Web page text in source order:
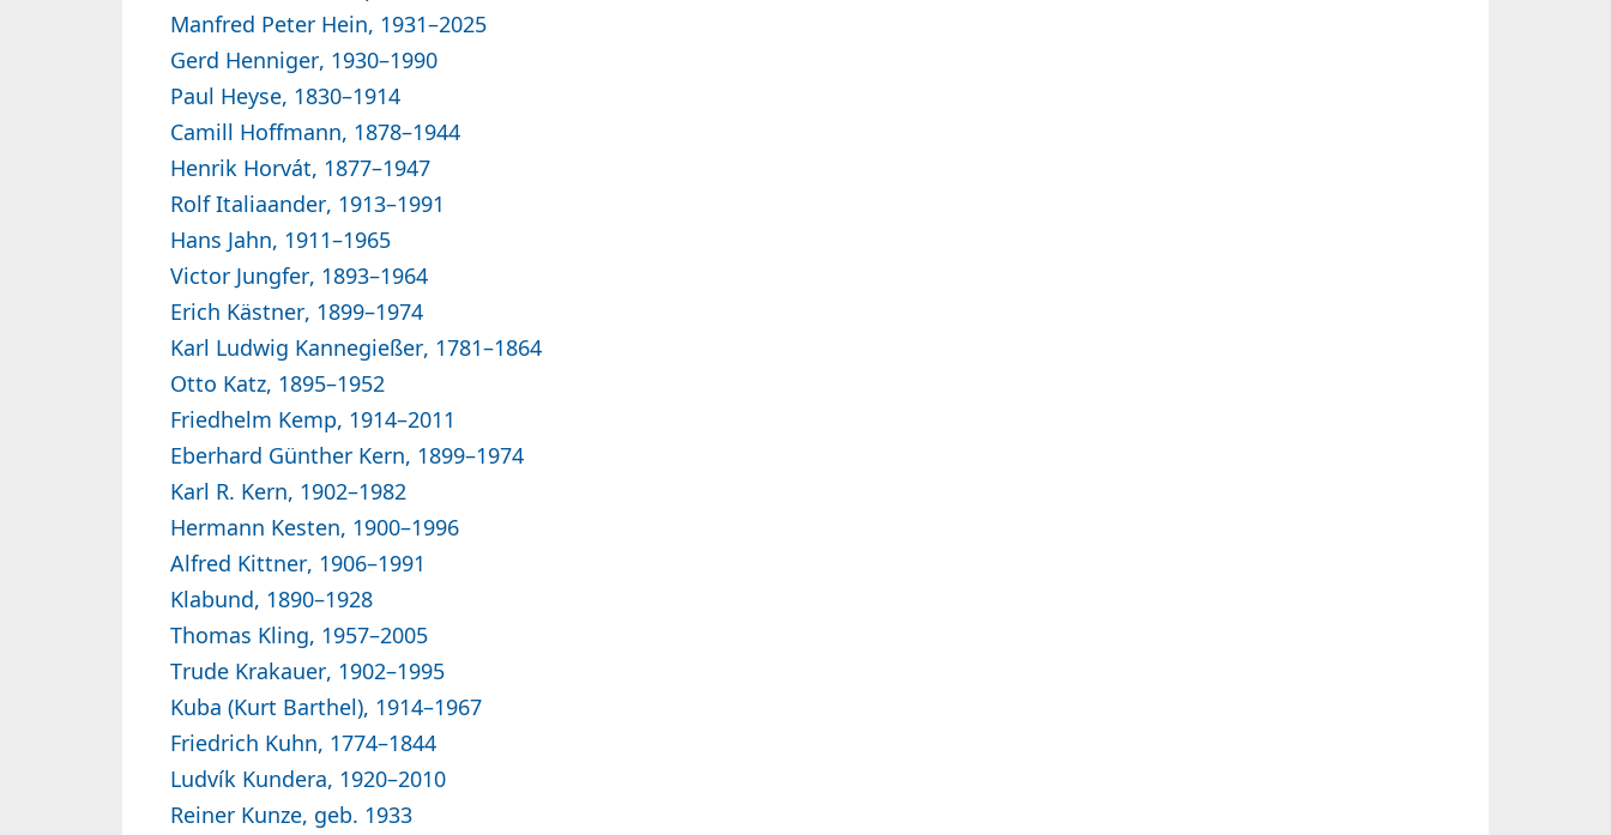
Manfred Peter Hein, 1931–2025
Gerd Henniger, 1930–1990
Paul Heyse, 1830–1914
Camill Hoffmann, 1878–1944
Henrik Horvát, 1877–1947
Rolf Italiaander, 1913–1991
Hans Jahn, 1911–1965
Victor Jungfer, 1893–1964
Erich Kästner, 1899–1974
Karl Ludwig Kannegießer, 1781–1864
Otto Katz, 1895–1952
Friedhelm Kemp, 1914–2011
Eberhard Günther Kern, 1899–1974
Karl R. Kern, 1902–1982
Hermann Kesten, 1900–1996
Alfred Kittner, 1906–1991
Klabund, 1890–1928
Thomas Kling, 1957–2005
Trude Krakauer, 1902–1995
Kuba (Kurt Barthel), 1914–1967
Friedrich Kuhn, 1774–1844
Ludvík Kundera, 1920–2010
Reiner Kunze, geb. 1933